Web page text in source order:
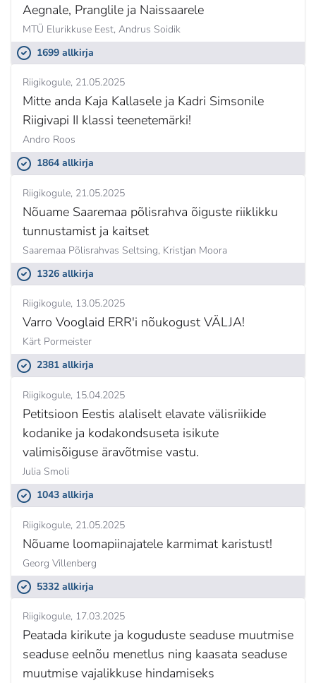
Aegnale, Pranglile ja Naissaarele
MTÜ Elurikkuse Eest, Andrus Soidik
1699 allkirja
Riigikogule 21.05.2025
Mitte anda Kaja Kallasele ja Kadri Simsonile
Riigivapi II klassi teenetemärki!
Andro Roos
1864 allkirja
Riigikogule 21.05.2025
Nõuame Saaremaa põlisrahva õiguste riiklikku
tunnustamist ja kaitset
Saaremaa Põlisrahvas Seltsing, Kristjan Moora
1326 allkirja
Riigikogule 13.05.2025
Varro Vooglaid ERR'i nõukogust VÄLJA!
Kärt Pormeister
2381 allkirja
Riigikogule 15.04.2025
Petitsioon Eestis alaliselt elavate välisriikide
kodanike ja kodakondsuseta isikute
valimisõiguse äravõtmise vastu.
Julia Smoli
1043 allkirja
Riigikogule 21.05.2025
Nõuame loomapiinajatele karmimat karistust!
Georg Villenberg
5332 allkirja
Riigikogule 17.03.2025
Peatada kirikute ja koguduste seaduse muutmise
seaduse eelnõu menetlus ning kaasata seaduse
muutmise vajalikkuse hindamiseks